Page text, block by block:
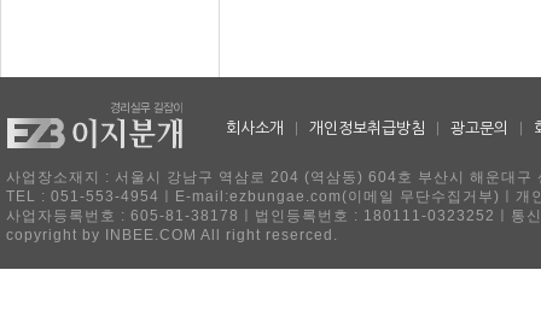
회사소개 개인정보취급방침 광고문의
사업장소재지 : 서울시 강남구 역삼로 204 (역삼동) 604호 부산시 해운대
TEL : 051-553-4954ㅣE-mail:ezbungae.com(이메일 무단수집거부)ㅣ개
사업자등록번호 : 605-81-38178ㅣ법인등록번호 : 180111-0323252ㅣ통
copyright by INBEE.COM All right reserced.